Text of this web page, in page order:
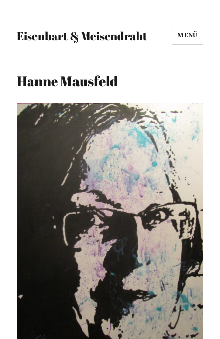
Eisenbart & Meisendraht MENÜ
Hanne Mausfeld